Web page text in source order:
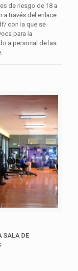
de riesgo de 18 a
a través del enlace
con la que se
para la
a personal de las
SALA DE